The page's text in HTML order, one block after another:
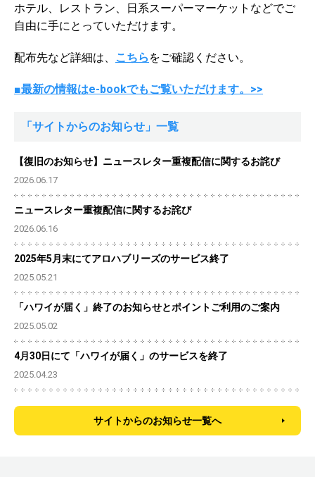
ホテル、レストラン、日系スーパーマーケットなどでご
自由に手にとっていただけます。
配布先など詳細は、 こちら をご確認ください。
■最新の情報はe-bookでもご覧いただけます。>>
「サイトからのお知らせ」一覧
【復旧のお知らせ】ニュースレター重複配信に関するお詫び
2026.06.17
ニュースレター重複配信に関するお詫び
2026.06.16
2025年5月末にてアロハブリーズのサービス終了
2025.05.21
「ハワイが届く」終了のお知らせとポイントご利用のご案内
2025.05.02
4月30日にて「ハワイが届く」のサービスを終了
2025.04.23
サイトからのお知らせ一覧へ